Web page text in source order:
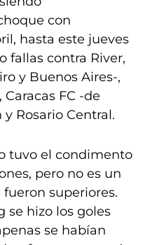
con
hasta este jueves
fallas contra River,
y Buenos Aires-,
FC -de
Rosario Central.
tuvo el condimento
pero no es un
superiores.
se hizo los goles
se habían